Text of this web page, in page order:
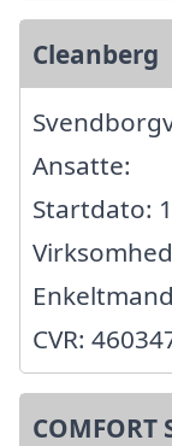
Cleanberg
Ansatte:
Startdato:
CVR:
COMFORT